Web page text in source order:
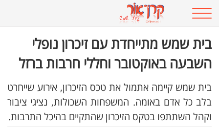
בית שמש מתייחדת עם זיכרון נופלי
השבעה באוקטובר וחללי חרבות ברזל
בית שמש קיימה אתמול את טכס הזיכרון, אירוע שייחרט
בלב כל אדם באומה. המשפחות השכולות, נציגי ציבור
וקהל השתתפו בטקס הזיכרון שהתקיים בהיכל התרבות.